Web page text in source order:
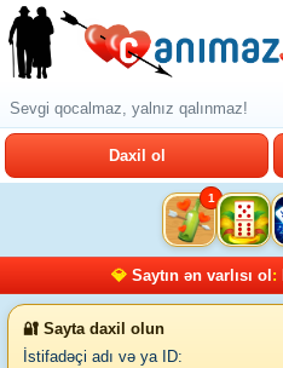
Sevgi qocalmaz, yalnız qalınmaz!
Daxil ol
1
💎 Saytın ən varlısı ol :
🔐 Sayta daxil olun
İstifadəçi adı və ya ID: